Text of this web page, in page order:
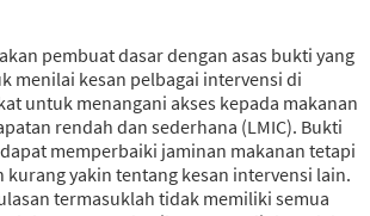
pembuat dasar dengan asas bukti yang
menilai kesan pelbagai intervensi di
untuk menangani akses kepada makanan
rendah dan sederhana (LMIC). Bukti
memperbaiki jaminan makanan tetapi
kurang yakin tentang kesan intervensi lain.
termasuklah tidak memiliki semua